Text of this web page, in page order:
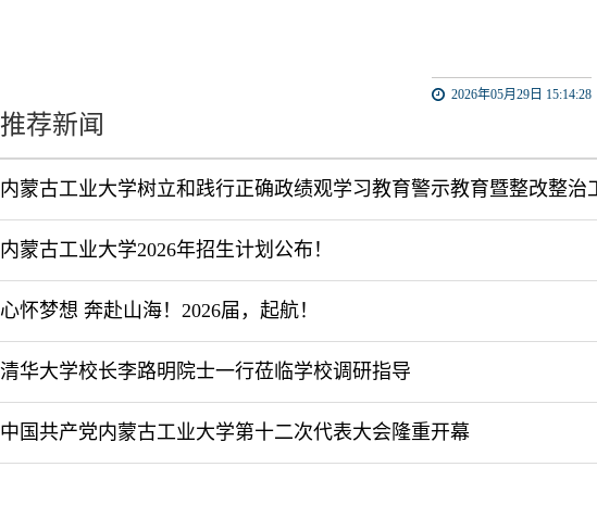
2026年05月29日 15:14:28
推荐新闻
内蒙古工业大学树立和践行正确政绩观学习教育警示教育暨整改整治
内蒙古工业大学2026年招生计划公布！
心怀梦想 奔赴山海！2026届，起航！
清华大学校长李路明院士一行莅临学校调研指导
中国共产党内蒙古工业大学第十二次代表大会隆重开幕